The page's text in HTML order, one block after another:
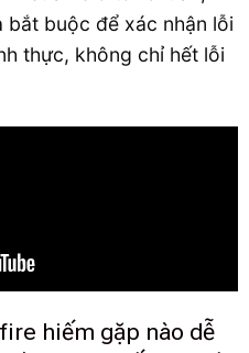
buộc để xác nhận lỗi
thực, không chỉ hết lỗi
hiếm gặp nào dễ